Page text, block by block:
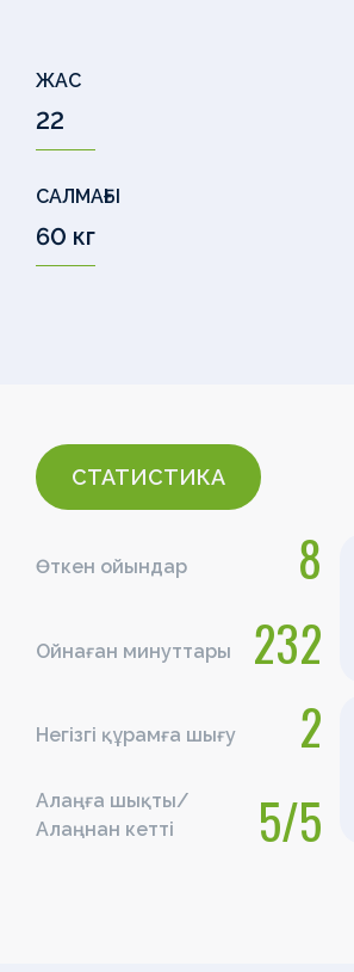
ЖАС
22
САЛМАҒЫ
60 кг
СТАТИСТИКА
Өткен ойындар 8
Ойнаған минуттары 232
Негізгі құрамға шығу 2
Алаңға шықты/
Алаңнан кетті
5/5